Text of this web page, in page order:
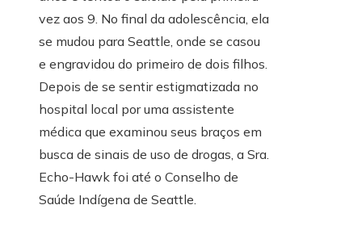
vez aos 9. No final da adolescência, ela
se mudou para Seattle, onde se casou
e engravidou do primeiro de dois filhos.
Depois de se sentir estigmatizada no
hospital local por uma assistente
médica que examinou seus braços em
busca de sinais de uso de drogas, a Sra.
Echo-Hawk foi até o Conselho de
Saúde Indígena de Seattle.